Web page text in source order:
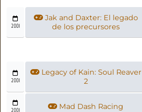
2001
Jak and Daxter: El legado
de los precursores
2001
Legacy of Kain: Soul Reaver
2
2001 Mad Dash Racing